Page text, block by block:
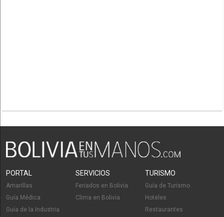
PORTAL
Amarillas
Guía Médica
Guía de la Industria
SERVICIOS
Feriados en Bolivia
Clima en Bolivia
TURISMO
Guía de Turismo
Hoteles
Restaurantes